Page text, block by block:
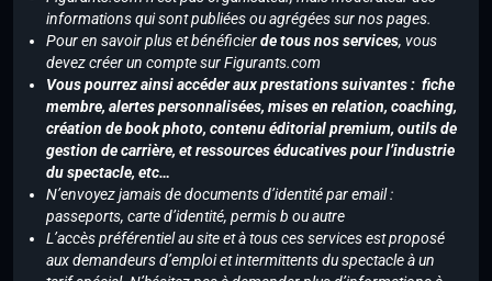
informations qui sont publiées ou agrégées sur nos pages.
Pour en savoir plus et bénéficierde tous nos services, vous
devez créer un compte sur Figurants.com
Vous pourrez ainsi accéder aux prestations suivantes : fiche
membre, alertes personnalisées, mises en relation, coaching,
création de book photo, contenu éditorial premium, outils de
gestion de carrière, et ressources éducatives pour l’industrie
du spectacle, etc…
N’envoyez jamais de documents d’identité par email :
passeports, carte d’identité, permis b ou autre
L’accès préférentiel au site et à tous ces services est proposé
aux demandeurs d’emploi et intermittents du spectacle à un